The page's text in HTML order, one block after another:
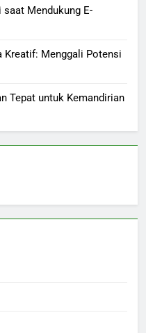
Mendukung E-
Kreatif: Menggali Potensi
Tepat untuk Kemandirian